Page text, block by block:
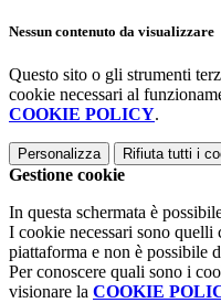
Nessun contenuto da visualizzare
Questo sito o gli strumenti
cookie necessari al
COOKIE POLICY.
Personalizza Rifiuta tutti i
Gestione cookie
In questa schermata è
I cookie necessari sono
piattaforma e non è possibile
Per conoscere quali sono i
visionare la COOKIE